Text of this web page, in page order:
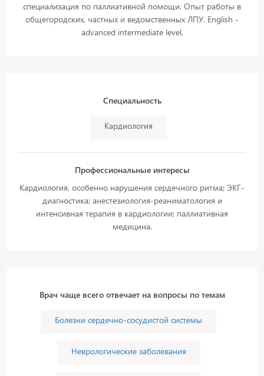
специализация по паллиативной помощи. Опыт работы в
общегородских, частных и ведомственных ЛПУ. English -
advanced intermediate level.
Специальность
Кардиология
Профессиональные интересы
Кардиология, особенно нарушения сердечного ритма; ЭКГ-
диагностика; анестезиология-реаниматология и
интенсивная терапия в кардиологии; паллиативная
медицина.
Врач чаще всего отвечает на вопросы по темам
Болезни сердечно-сосудистой системы
Неврологические заболевания